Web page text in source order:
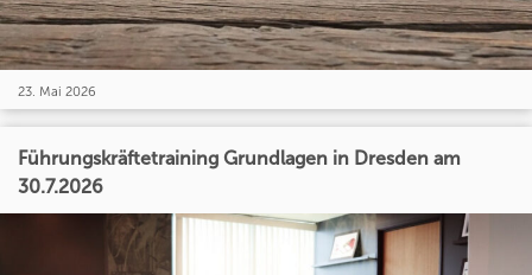
23. Mai 2026
Führungskräftetraining Grundlagen in Dresden am
30.7.2026